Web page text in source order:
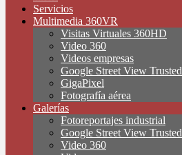
Servicios
Multimedia 360VR
Visitas Virtuales 360HD
Video 360
Videos empresas
Google Street View Trusted
GigaPixel
Fotografía aérea
Galerías
Fotoreportajes industrial
Google Street View Trusted
Video 360